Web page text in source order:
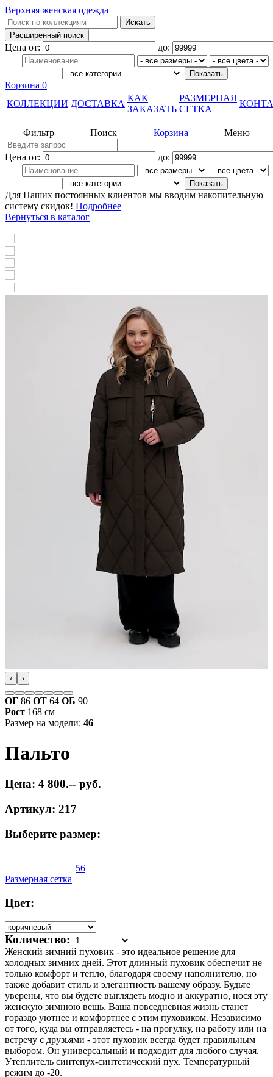
Верхняя женская одежда
Цена от: до:
Корзина 0
КОЛЛЕКЦИИ ДОСТАВКА
КАК
ЗАКАЗАТЬ
РАЗМЕРНАЯ
СЕТКА
Меню
Корзина
Поиск
Фильтр
Цена от: до:
Для Наших постоянных клиентов мы вводим накопительную
систему скидок! Подробнее
Вернуться в каталог
‹ ›
ОГ 86 ОТ 64 ОБ 90
Рост 168 см
Размер на модели: 46
Пальто
Цена: 4 800.-- руб.
Артикул: 217
Выберите размер:
56
Размерная сетка
Цвет:
Количество:
Женский зимний пуховик - это идеальное решение для
холодных зимних дней. Этот длинный пуховик обеспечит не
только комфорт и тепло, благодаря своему наполнителю, но
также добавит стиль и элегантность вашему образу. Будьте
уверены, что вы будете выглядеть модно и аккуратно, нося эту
женскую зимнюю вещь. Ваша повседневная жизнь станет
гораздо уютнее и комфортнее с этим пуховиком. Независимо
от того, куда вы отправляетесь - на прогулку, на работу или на
встречу с друзьями - этот пуховик всегда будет правильным
выбором. Он универсальный и подходит для любого случая.
Утеплитель синтепух-синтетический пух. Температурный
режим до -20.